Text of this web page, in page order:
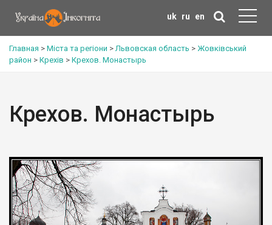
uk ru en
Главная > Міста та регіони >Львовская область > Жовківський
район > Крехів > Крехов. Монастырь
Крехов. Монастырь